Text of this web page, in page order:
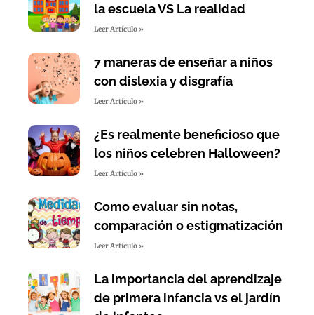
la escuela VS La realidad
Leer Artículo »
7 maneras de enseñar a niños
con dislexia y disgrafía
Leer Artículo »
¿Es realmente beneficioso que
los niños celebren Halloween?
Leer Artículo »
Como evaluar sin notas,
comparación o estigmatización
Leer Artículo »
La importancia del aprendizaje
de primera infancia vs el jardín